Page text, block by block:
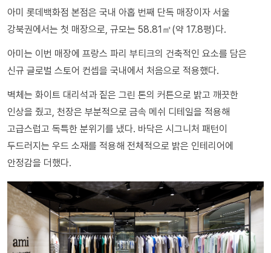
아미 롯데백화점 본점은 국내 아홉 번째 단독 매장이자 서울
강북권에서는 첫 매장으로, 규모는 58.81㎡(약 17.8평)다.
아미는 이번 매장에 프랑스 파리 부티크의 건축적인 요소를 담은
신규 글로벌 스토어 컨셉을 국내에서 처음으로 적용했다.
벽체는 화이트 대리석과 짙은 그린 톤의 커튼으로 밝고 깨끗한
인상을 줬고, 천장은 부분적으로 금속 메쉬 디테일을 적용해
고급스럽고 독특한 분위기를 냈다. 바닥은 시그니처 패턴이
두드러지는 우드 소재를 적용해 전체적으로 밝은 인테리어에
안정감을 더했다.